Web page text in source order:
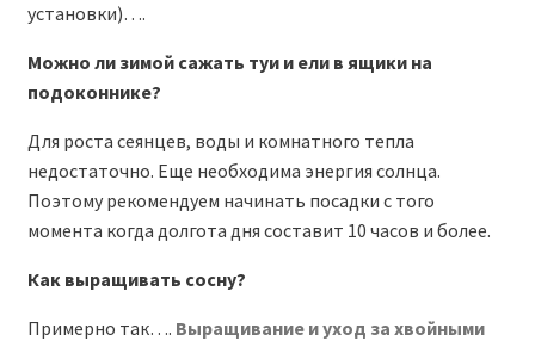
установки)….
Можно ли зимой сажать туи и ели в ящики на
подоконнике?
Для роста сеянцев, воды и комнатного тепла
недостаточно. Еще необходима энергия солнца.
Поэтому рекомендуем начинать посадки с того
момента когда долгота дня составит 10 часов и более.
Как выращивать сосну?
Примерно так…. Выращивание и уход за хвойными